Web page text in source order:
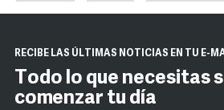
RECIBE LAS ÚLTIMAS NOTICIAS EN TU E-
Todo lo que necesitas
comenzar tu día